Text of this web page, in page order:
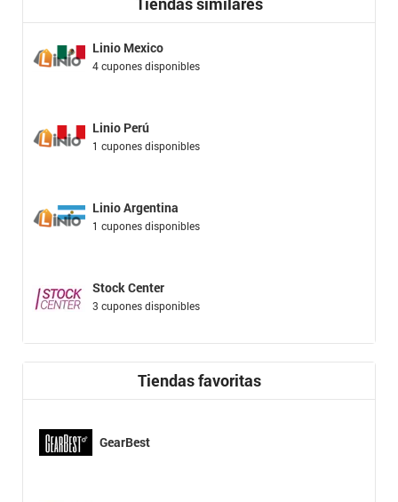
Linio Mexico
4 cupones disponibles
Linio Perú
1 cupones disponibles
Linio Argentina
1 cupones disponibles
Stock Center
3 cupones disponibles
Tiendas favoritas
GearBest